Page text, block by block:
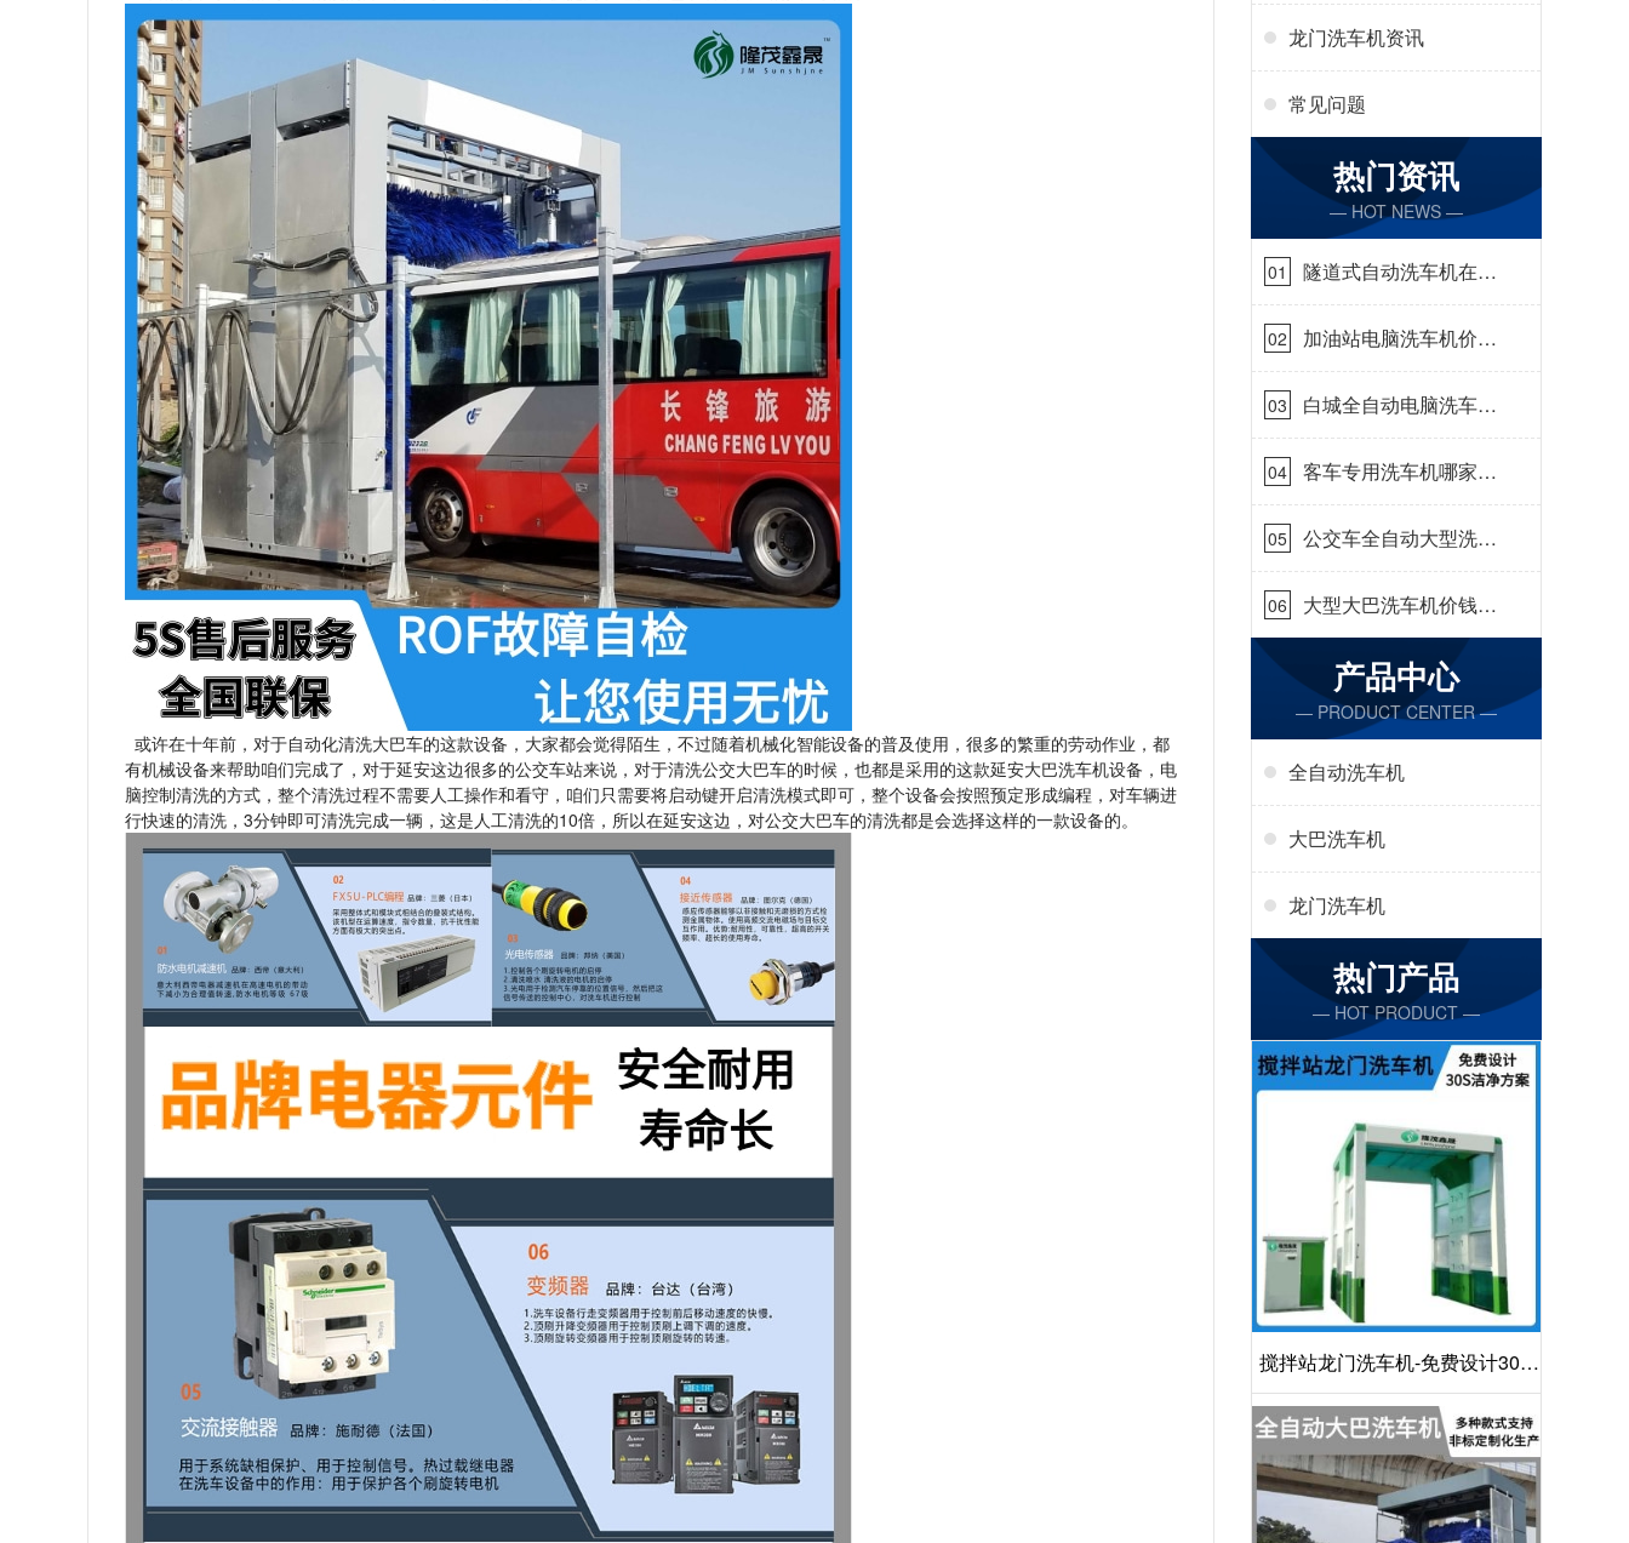
或许在十年前，对于自动化清洗大巴车的这款设备，大家都会觉得陌生，不过随着机械化智能设备的普及使用，很多的繁重的劳动作业，都
有机械设备来帮助咱们完成了，对于延安这边很多的公交车站来说，对于清洗公交大巴车的时候，也都是采用的这款延安大巴洗车机设备，电
脑控制清洗的方式，整个清洗过程不需要人工操作和看守，咱们只需要将启动键开启清洗模式即可，整个设备会按照预定形成编程，对车辆进
行快速的清洗，3分钟即可清洗完成一辆，这是人工清洗的10倍，所以在延安这边，对公交大巴车的清洗都是会选择这样的一款设备的。
龙门洗车机资讯
常见问题
热门资讯
— HOT NEWS —
01
隧道式自动洗车机在哪
里购买[隆茂鑫晟]
02
加油站电脑洗车机价格
怎么样[隆茂鑫晟]
03
白城全自动电脑洗车
机-ADV防冻冬季正常
使用[隆茂鑫晟]
04
客车专用洗车机哪家的
好[隆茂鑫晟]
05
公交车全自动大型洗车
机什么价钱[隆茂鑫晟]
06
大型大巴洗车机价钱怎
么样[隆茂鑫晟]
产品中心
— PRODUCT CENTER —
全自动洗车机
大巴洗车机
龙门洗车机
热门产品
— HOT PRODUCT —
搅拌站龙门洗车机-免费设计30S
洁净方案[隆茂鑫晟]